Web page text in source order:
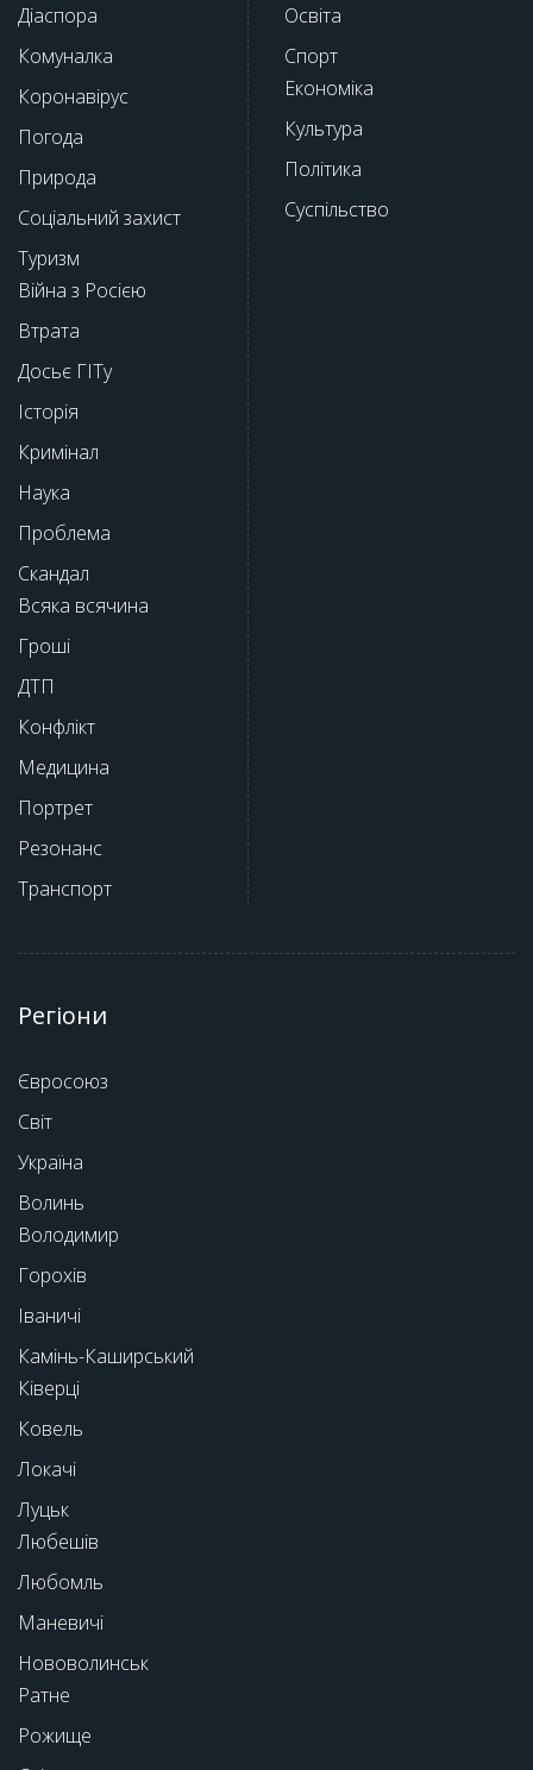
Діаспора
Комуналка
Коронавірус
Погода
Природа
Соціальний захист
Туризм
Війна з Росією
Втрата
Досьє ГІТу
Історія
Кримінал
Наука
Проблема
Скандал
Всяка всячина
Гроші
ДТП
Конфлікт
Медицина
Портрет
Резонанс
Транспорт
Освіта
Спорт
Економіка
Культура
Політика
Суспільство
Регіони
Євросоюз
Світ
Україна
Волинь
Володимир
Горохів
Іваничі
Камінь-Каширський
Ківерці
Ковель
Локачі
Луцьк
Любешів
Любомль
Маневичі
Нововолинськ
Ратне
Рожище